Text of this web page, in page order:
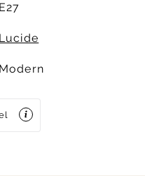
E27
Lucide
Modern